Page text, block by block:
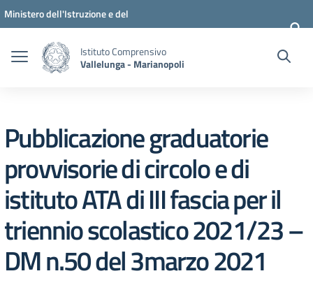
Vai ai contenuti
Vai al menu di navigazione
Vai al footer
Ministero dell'Istruzione e del
Istituto Comprensivo
Vallelunga - Marianopoli
Pubblicazione graduatorie
provvisorie di circolo e di
istituto ATA di III fascia per il
triennio scolastico 2021/23 –
DM n.50 del 3marzo 2021